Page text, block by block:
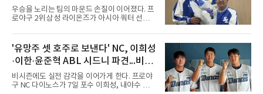
우승을 노리는 팀의 마운드 손질이 이어졌다. 프
로야구 2위 삼성 라이온즈가 아시아 쿼터 선수
투수 미야지 유라(일본)를 한국야구위원회
(KBO)에 웨이버 공시 요청하고, 일본 출신 투수
미야모리 사토시를 올 시즌 남은 기간 이적료 포
함 총 7만3천달러에 영입했다고 발표했다.미야
모리의 경력은 이렇다. 우완인 그는 2022년 일본
프로야구 라쿠텐 골든이글스에 입단해 2025년
까지 1군에서 69경기 2승 3패 10홀드 1세이브
'유망주 셋 호주로 보낸다' NC, 이희성
·이한·윤준혁 ABL 시드니 파견...비시
즌 실전 경험
비시즌에도 실전 감각을 이어가게 한다. 프로야
구 NC 다이노스가 7일 포수 이희성, 내야수 이